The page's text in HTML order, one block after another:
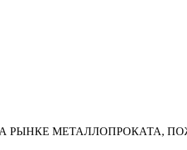
МЕТАЛЛОПРОКАТА,